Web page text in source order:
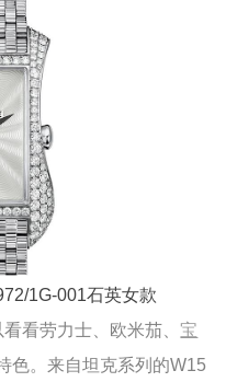
1G-001石英女款
劳力士、欧米茄、 宝
色。来自坦克系列的W15